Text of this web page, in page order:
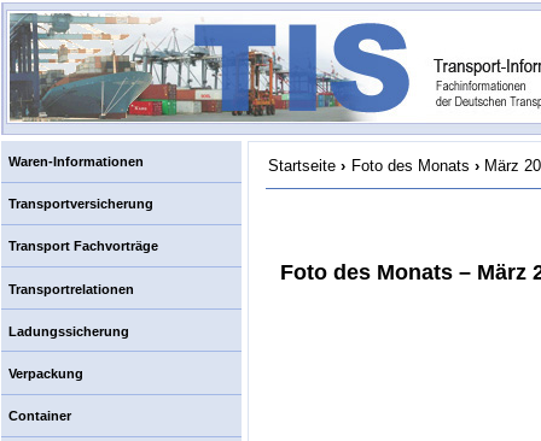
Waren-Informationen
Transportversicherung
Transport Fachvorträge
Transportrelationen
Ladungssicherung
Verpackung
Container
Startseite › Foto des Monats › März
Foto des Monats – März